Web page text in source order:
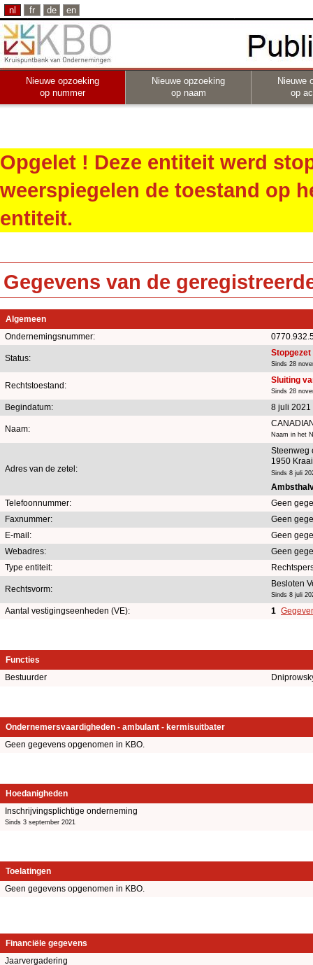
nl fr de en
Nieuwe opzoeking
op nummer
Nieuwe opzoeking
op naam
Nieuwe
op
Opgelet ! Deze entiteit werd
weerspiegelen de toestand op
entiteit.
Gegevens van de
Algemeen
Ondernemingsnummer:
Status:
Stopgezet
Sinds 28
Rechtstoestand:
Sluiting
Sinds 28
Begindatum: 8 juli 2021
Naam:
Naam in het
Adres van de zetel:
Steenweg
1950
Sinds 8 juli
Telefoonnummer:
Geen
Faxnummer:
Geen
E-mail:
Geen
Webadres:
Geen
Type entiteit:
Rechtsvorm:
Besloten
Sinds 8 juli
Aantal vestigingseenheden (VE): 1
Functies
Bestuurder
Ondernemersvaardigheden - ambulant - kermisuitbater
Geen gegevens opgenomen in KBO.
Hoedanigheden
Inschrijvingsplichtige onderneming
Sinds 3 september 2021
Toelatingen
Geen gegevens opgenomen in KBO.
Financiële gegevens
Jaarvergadering